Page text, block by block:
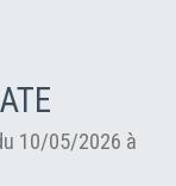
10/05/2026 à